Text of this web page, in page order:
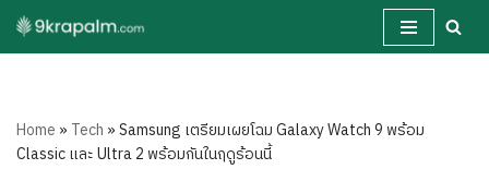
Skip
Home » Tech »Samsung เตรียมเผยโฉม Galaxy Watch 9 พร้อม
Classic และ Ultra 2 พร้อมกันในฤดูร้อนนี้